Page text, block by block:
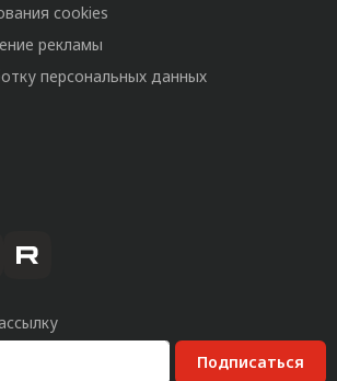
cookies
рекламы
персональных данных
Подписаться